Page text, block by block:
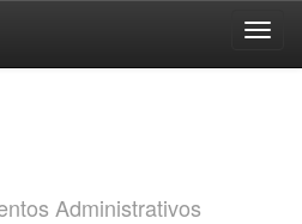
Administrativos